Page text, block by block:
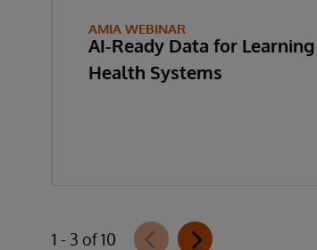
AMIA WEBINAR
AI-Ready Data for Learning
Health Systems
1 - 3 of 10